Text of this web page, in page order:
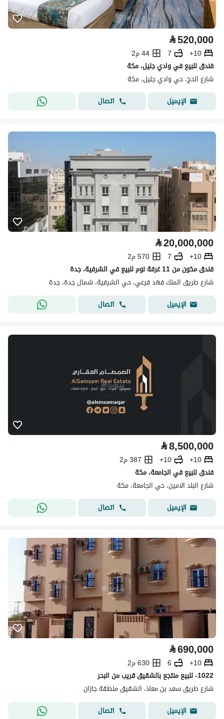
⃁520,000
10+
7
44 م2
فندق للبيع في وادي جليل، مكة
شارع الحج، حي وادي جليل، مكة
الإيميل
اتصال
⃁20,000,000
10+
7
570 م2
فندق مكون من 11 غرفة نوم للبيع في الشرفية، جدة
شارع طريق الملك فهد فرعي، حي الشرفية، شمال جدة، جدة
الإيميل
اتصال
⃁8,500,000
10+
10+
387 م2
فندق للبيع في الجامعة، مكة
شارع البلد الامين، حي الجامعة، مكة
الإيميل
اتصال
⃁690,000
10+
6
630 م2
1022- للبيع منتجع بالشقيق قريب من البحر
شارع طريق سعد بن معاذ، الشقيق منطقة جازان
الإيميل
اتصال